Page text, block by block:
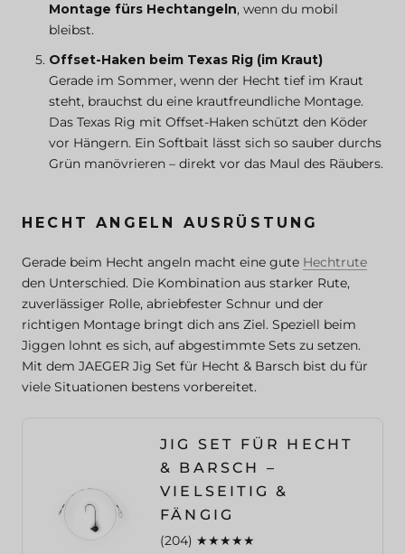
Montage fürs Hechtangeln, wenn du mobil
bleibst.
Offset-Haken beim Texas Rig (im Kraut)
Gerade im Sommer, wenn der Hecht tief im Kraut
steht, brauchst du eine krautfreundliche Montage.
Das Texas Rig mit Offset-Haken schützt den Köder
vor Hängern. Ein Softbait lässt sich so sauber durchs
Grün manövrieren – direkt vor das Maul des Räubers.
HECHT ANGELN AUSRÜSTUNG
Gerade beim Hecht angeln macht eine gute Hechtrute
den Unterschied. Die Kombination aus starker Rute,
zuverlässiger Rolle, abriebfester Schnur und der
richtigen Montage bringt dich ans Ziel. Speziell beim
Jiggen lohnt es sich, auf abgestimmte Sets zu setzen.
Mit dem JAEGER Jig Set für Hecht & Barsch bist du für
viele Situationen bestens vorbereitet.
JIG SET FÜR HECHT
& BARSCH –
VIELSEITIG &
FÄNGIG
(204) ★★★★★